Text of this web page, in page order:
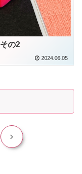
の2
2024.06.05
次